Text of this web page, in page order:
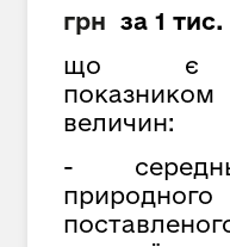
грн за 1
що є
величин:
-
природного